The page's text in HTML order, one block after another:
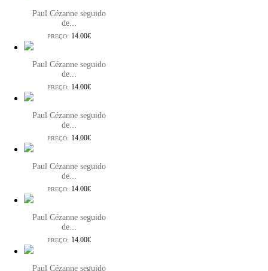
Paul Cézanne seguido
de...
PREÇO: 14.00€
Paul Cézanne seguido
de...
PREÇO: 14.00€
Paul Cézanne seguido
de...
PREÇO: 14.00€
Paul Cézanne seguido
de...
PREÇO: 14.00€
Paul Cézanne seguido
de...
PREÇO: 14.00€
Paul Cézanne seguido